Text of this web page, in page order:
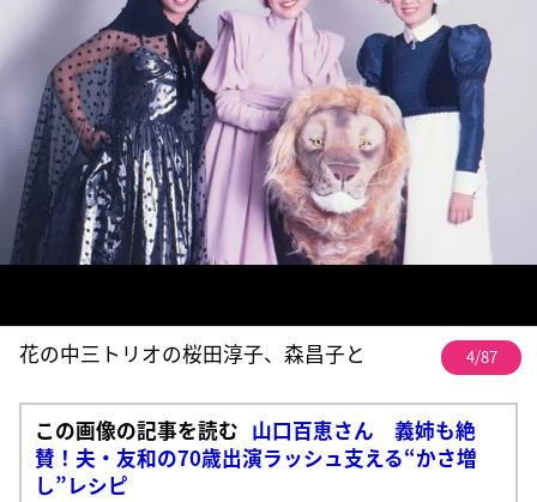
花の中三トリオの桜田淳子、森昌子と 4/87
この画像の記事を読む 山口百恵さん 義姉も絶
賛！夫・友和の70歳出演ラッシュ支える“かさ増
し”レシピ